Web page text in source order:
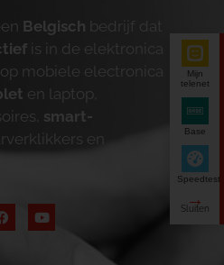
Belgisch bedrijf dat
is in de elektronica
mobiele electronica
en laptop,
smart-
en
Mijn
telenet
Base
Speedtest